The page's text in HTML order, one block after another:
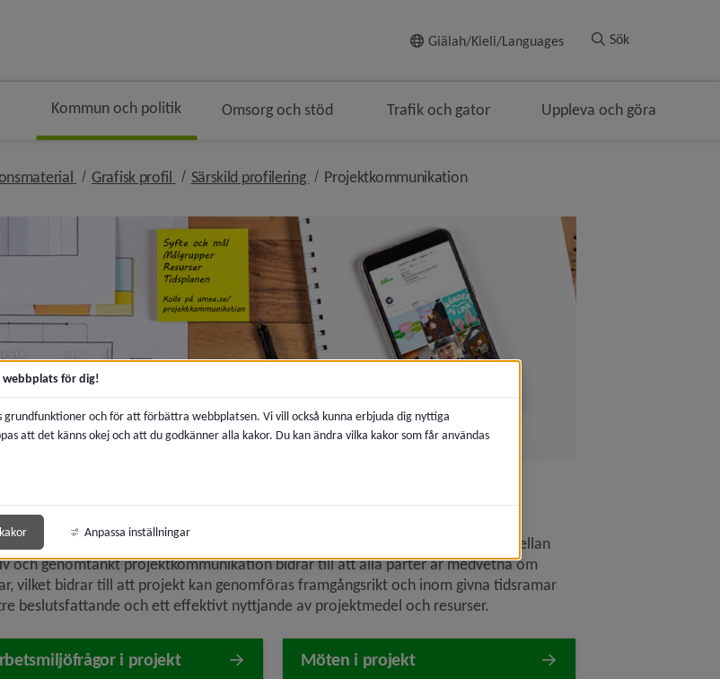
Giälah/Kieli/Languages Sök
Kommun och politik Omsorg och stöd Trafik och gator Uppleva och göra
nivå i brödsmulenavigeringen
Grafisk profil nivå i brödsmulenavigeringen
Särskild profilering nivå i brödsmulenavigeringen
Projektkommunikationnivå i brödsmulenavigeringen
Det handlar om att etablera och upprätthålla effektiv kommunikation mellan
och genomtänkt projektkommunikation bidrar till att alla parter är medvetna om
vilket bidrar till att projekt kan genomföras framgångsrikt och inom givna tidsramar
beslutsfattande och ett effektivt nyttjande av projektmedel och resurser.
i projekt Möten i projekt
webbplats för dig!
grundfunktioner och för att förbättra webbplatsen. Vi vill också kunna erbjuda dig nyttiga
att det känns okej och att du godkänner alla kakor. Du kan ändra vilka kakor som får användas
Anpassa inställningar